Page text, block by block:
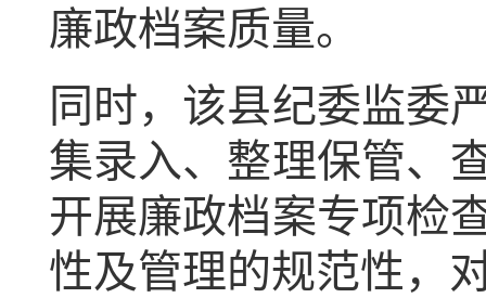
廉政档案质量。
同时，该县纪委监委
集录入、整理保管、
开展廉政档案专项检
性及管理的规范性，